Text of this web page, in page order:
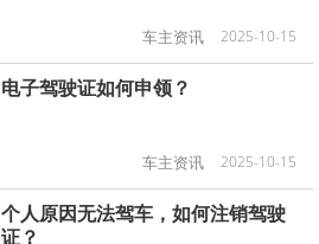
车主资讯 2025-10-15
电子驾驶证如何申领？
车主资讯 2025-10-15
个人原因无法驾车，如何注销驾驶
证？